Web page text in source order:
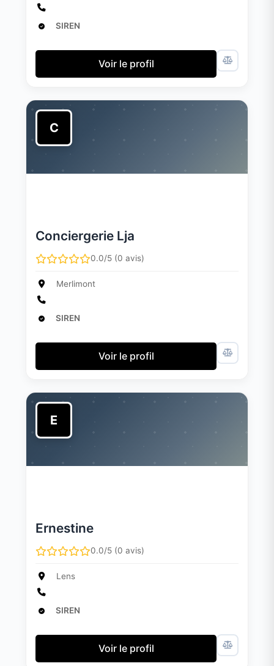
SIREN
Voir le profil
C
Conciergerie Lja
0.0/5 (0 avis)
Merlimont
SIREN
Voir le profil
E
Ernestine
0.0/5 (0 avis)
Lens
SIREN
Voir le profil